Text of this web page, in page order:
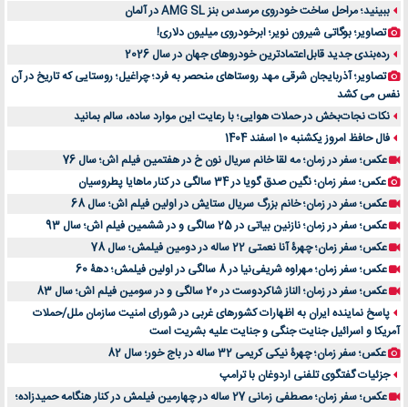
ببینید؛ مراحل ساخت خودروی مرسدس بنز AMG SL در آلمان
تصاویر؛ بوگاتی شیرون نویر؛ ابرخودروی میلیون دلاری!
رده‌بندی جدید قابل‌اعتمادترین خودروهای جهان در سال 2026
تصاویر؛ آذربایجان شرقی مهد روستاهای منحصر به فرد؛ چراغیل؛ روستایی که تاریخ در آن
نفس می کشد
نکات نجات‌بخش در حملات هوایی؛ با رعایت این موارد ساده، سالم بمانید
فال حافظ امروز یکشنبه 10 اسفند 1404
عکس؛ سفر در زمان؛ مه لقا خانم سریال نون خ در هفتمین فیلم اش؛ سال 76
عکس؛ سفر زمان؛ نگین صدق گویا در 34 سالگی در کنار ماهایا پطروسیان
عکس؛ سفر در زمان؛ خانم بزرگ سریال ستایش در اولین فیلم اش؛ سال 68
عکس؛ سفر در زمان؛ نازنین بیاتی در 25 سالگی و در ششمین فیلم اش؛ سال 93
عکس؛ سفر زمان؛ چهرۀ آنا نعمتی 22 ساله در دومین فیلمش؛ سال 78
عکس؛ سفر زمان؛ مهراوه شریفی‌نیا در 8 سالگی در اولین فیلمش؛ دهۀ 60
عکس؛ سفر در زمان؛ الناز شاکردوست در 20 سالگی و در سومین فیلم اش؛ سال 83
پاسخ نماینده ایران به اظهارات کشورهای غربی در شورای امنیت سازمان ملل/حملات
آمریکا و اسرائیل جنایت جنگی و جنایت علیه بشریت است
عکس؛ سفر زمان؛ چهرۀ نیکی کریمی 32 ساله در باج خور؛ سال 82
جزئیات گفتگوی تلفنی اردوغان با ترامپ
عکس؛ سفر زمان؛ مصطفی زمانی 27 ساله در چهارمین فیلمش در کنار هنگامه حمیدزاده؛